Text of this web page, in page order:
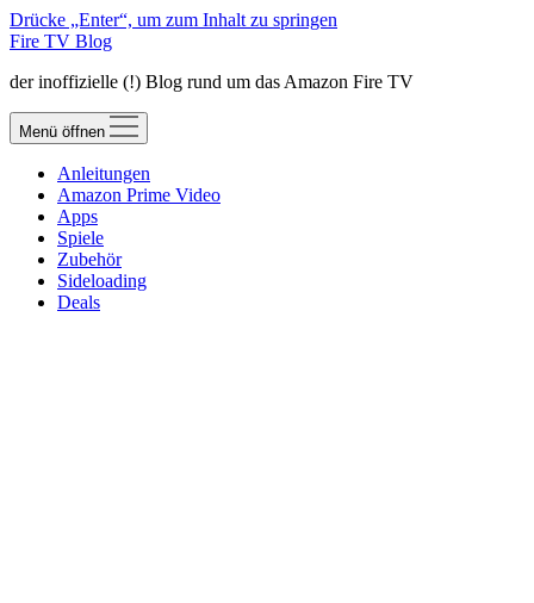
Drücke „Enter“, um zum Inhalt zu springen
Fire TV Blog
der inoffizielle (!) Blog rund um das Amazon Fire TV
Menü öffnen
Anleitungen
Amazon Prime Video
Apps
Spiele
Zubehör
Sideloading
Deals